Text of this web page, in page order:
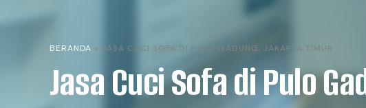
BERANDA » JASA CUCI SOFA DI PULO GADUNG, JAKARTA TIMUR
Jasa Cuci Sofa di Pulo